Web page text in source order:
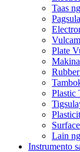
Taas
Plate
Plastic
Lain
Instrumento